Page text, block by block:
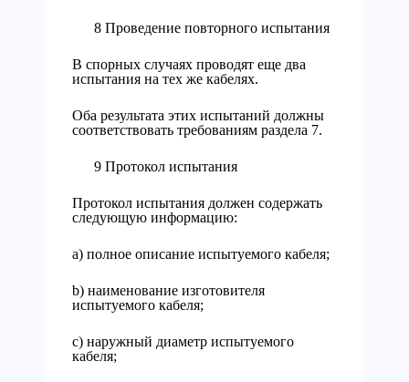
8 Проведение повторного испытания
В спорных случаях проводят еще два
испытания на тех же кабелях.
Оба результата этих испытаний должны
соответствовать требованиям раздела 7.
9 Протокол испытания
Протокол испытания должен содержать
следующую информацию:
a) полное описание испытуемого кабеля;
b) наименование изготовителя
испытуемого кабеля;
c) наружный диаметр испытуемого
кабеля;